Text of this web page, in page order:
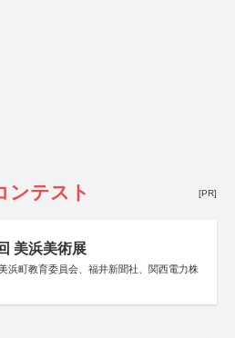
ンテスト [PR]
美浜美術展
浜町教育委員会、福井新聞社、関西電力株